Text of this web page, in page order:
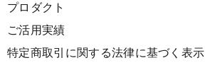
プロダクト
ご活用実績
特定商取引に関する法律に基づく表示